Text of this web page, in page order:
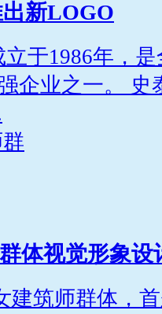
新LOGO
立于1986年，
企业之一。
体视觉形象设
建筑师群体，